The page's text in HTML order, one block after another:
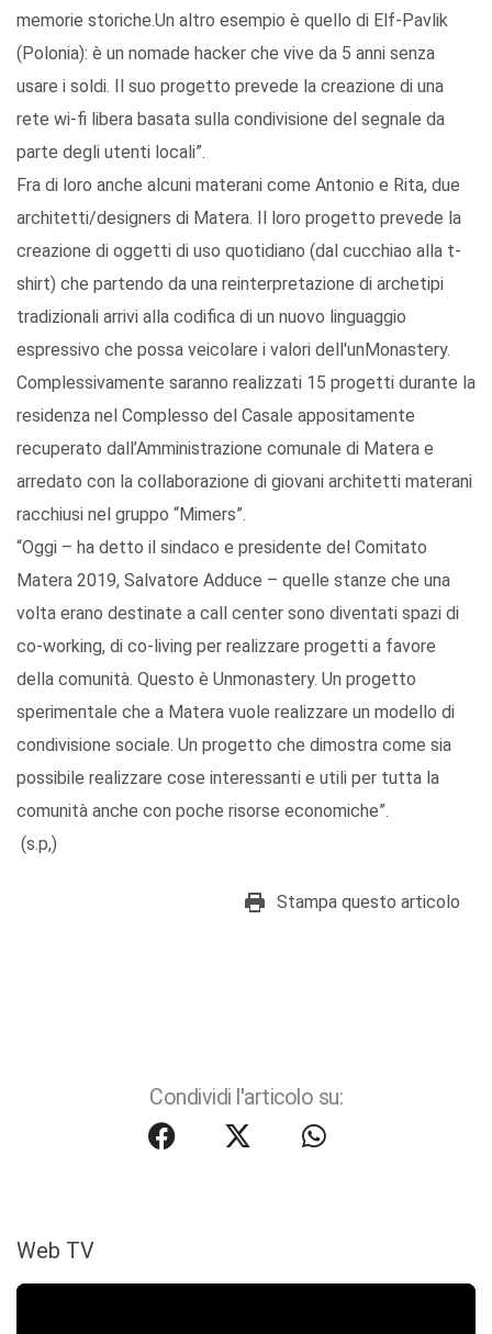
memorie storiche.Un altro esempio è quello di Elf-Pavlik
(Polonia): è un nomade hacker che vive da 5 anni senza
usare i soldi. Il suo progetto prevede la creazione di una
rete wi-fi libera basata sulla condivisione del segnale da
parte degli utenti locali”.
Fra di loro anche alcuni materani come Antonio e Rita, due
architetti/designers di Matera. Il loro progetto prevede la
creazione di oggetti di uso quotidiano (dal cucchiao alla t-
shirt) che partendo da una reinterpretazione di archetipi
tradizionali arrivi alla codifica di un nuovo linguaggio
espressivo che possa veicolare i valori dell'unMonastery.
Complessivamente saranno realizzati 15 progetti durante la
residenza nel Complesso del Casale appositamente
recuperato dall’Amministrazione comunale di Matera e
arredato con la collaborazione di giovani architetti materani
racchiusi nel gruppo “Mimers”.
“Oggi – ha detto il sindaco e presidente del Comitato
Matera 2019, Salvatore Adduce – quelle stanze che una
volta erano destinate a call center sono diventati spazi di
co-working, di co-living per realizzare progetti a favore
della comunità. Questo è Unmonastery. Un progetto
sperimentale che a Matera vuole realizzare un modello di
condivisione sociale. Un progetto che dimostra come sia
possibile realizzare cose interessanti e utili per tutta la
comunità anche con poche risorse economiche”.
(s.p,)
Stampa questo articolo
Condividi l'articolo su:
Web TV